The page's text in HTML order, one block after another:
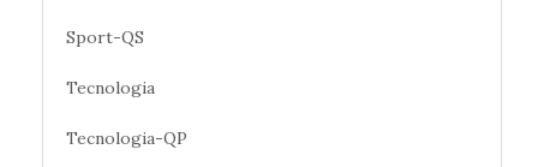
Sport-QS
Tecnologia
Tecnologia-QP